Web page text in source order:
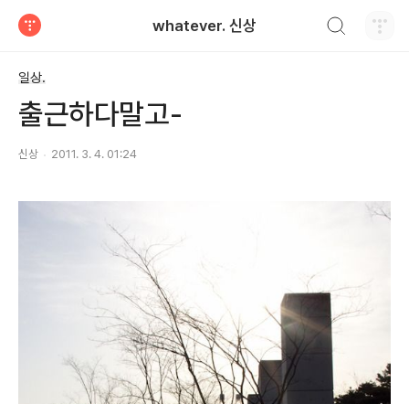
whatever. 신상
일상.
출근하다말고-
신상 2011. 3. 4. 01:24